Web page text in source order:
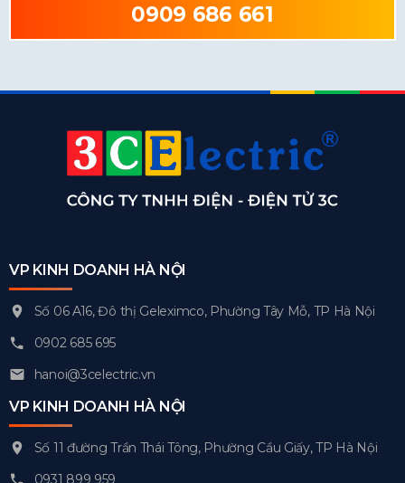
0909 686 661
VP KINH DOANH HÀ NỘI
Số 06 A16, Đô thị Geleximco, Phường Tây Mỗ, TP Hà Nội
0902 685 695
hanoi@3celectric.vn
VP KINH DOANH HÀ NỘI
Số 11 đường Trần Thái Tông, Phường Cầu Giấy, TP Hà Nội
0931 899 959